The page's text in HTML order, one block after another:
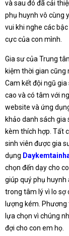
và sau đó đã cải
phụ huynh vô cùng
vui khi nghe các
cực của con mình.
Gia sư của Trung
kiệm thời gian cũng
Cam kết đội ngũ
cao và có tâm với
website và ứng
khảo danh sách
kèm thích hợp. Tất
sinh viên được gia
dụng
chọn đến dạy cho
giúp quý phụ
trong tâm lý vì lo sợ
lượng kém.
lựa chọn vì chúng
đợi cho con em họ.